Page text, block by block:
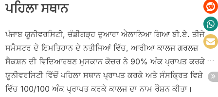
ਪਹਿਲਾ ਸਥਾਨ
ਪੰਜਾਬ ਯੂਨੀਵਰਸਿਟੀ, ਚੰਡੀਗੜ੍ਹ ਦੁਆਰਾ ਐਲਾਨਿਆ ਗਿਆ ਬੀ.ਏ. ਤੀਜੇ
ਸਮੈਸਟਰ ਦੇ ਇਮਤਿਹਾਨ ਦੇ ਨਤੀਜਿਆਂ ਵਿੱਚ, ਆਰੀਆ ਕਾਲਜ ਗਰਲਜ਼
ਸੈਕਸ਼ਨ ਦੀ ਵਿਦਿਆਰਥਣ ਮੁਸਕਾਨ ਕੋਚਰ ਨੇ 90% ਅੰਕ ਪ੍ਰਾਪਤ ਕਰਕੇ
ਯੂਨੀਵਰਸਿਟੀ ਵਿੱਚੋਂ ਪਹਿਲਾ ਸਥਾਨ ਪ੍ਰਾਪਤ ਕਰਕੇ ਅਤੇ ਸੰਸਕ੍ਰਿਤ ਵਿਸ਼ੇ
ਵਿੱਚ 100/100 ਅੰਕ ਪ੍ਰਾਪਤ ਕਰਕੇ ਕਾਲਜ ਦਾ ਨਾਮ ਰੌਸ਼ਨ ਕੀਤਾ।